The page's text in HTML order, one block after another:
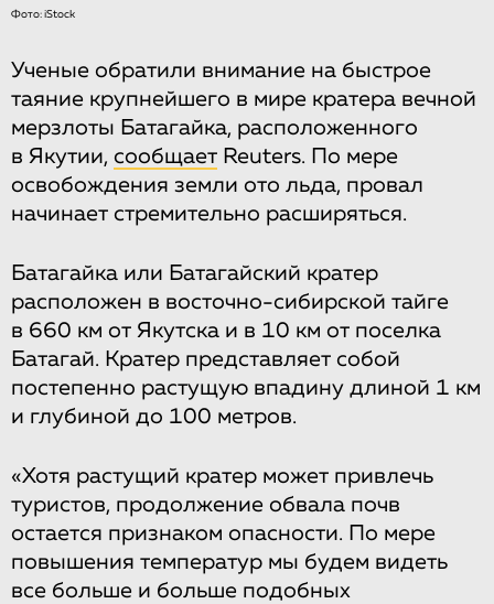
Фото: iStock
Ученые обратили внимание на быстрое
таяние крупнейшего в мире кратера вечной
мерзлоты Батагайка, расположенного
в Якутии, сообщает Reuters. По мере
освобождения земли ото льда, провал
начинает стремительно расширяться.
Батагайка или Батагайский кратер
расположен в восточно-сибирской тайге
в 660 км от Якутска и в 10 км от поселка
Батагай. Кратер представляет собой
постепенно растущую впадину длиной 1 км
и глубиной до 100 метров.
«Хотя растущий кратер может привлечь
туристов, продолжение обвала почв
остается признаком опасности. По мере
повышения температур мы будем видеть
все больше и больше подобных